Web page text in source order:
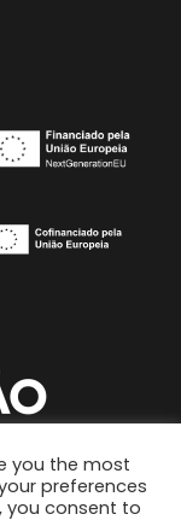
you the most
preferences
you consent to